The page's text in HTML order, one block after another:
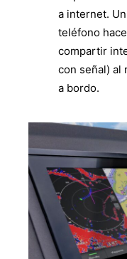
a internet.
teléfono
compartir
con señal) al
a bordo.